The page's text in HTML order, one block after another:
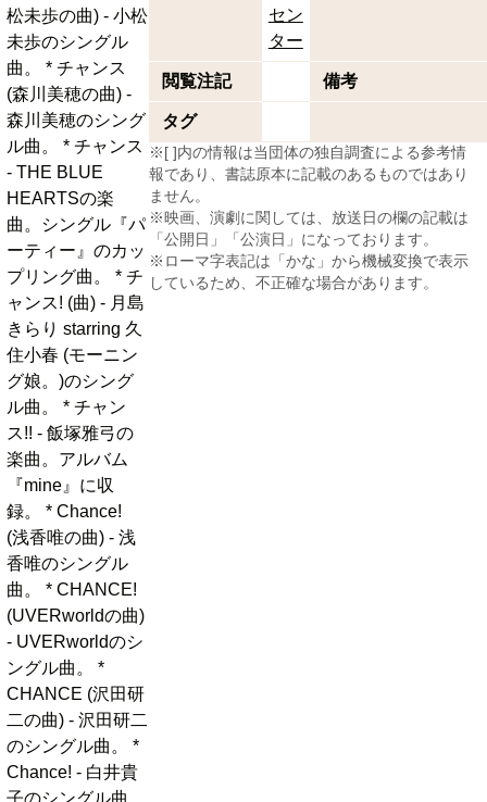
松未歩の曲) - 小松
未歩のシングル
曲。 * チャンス
(森川美穂の曲) -
森川美穂のシング
ル曲。 * チャンス
- THE BLUE
HEARTSの楽
曲。シングル『パ
ーティー』のカッ
プリング曲。 * チ
ャンス! (曲) - 月島
きらり starring 久
住小春 (モーニン
グ娘。)のシング
ル曲。 * チャン
ス!! - 飯塚雅弓の
楽曲。アルバム
『mine』に収
録。 * Chance!
(浅香唯の曲) - 浅
香唯のシングル
曲。 * CHANCE!
(UVERworldの曲)
- UVERworldのシ
ングル曲。 *
CHANCE (沢田研
二の曲) - 沢田研二
のシングル曲。 *
Chance! - 白井貴
子のシングル曲。
セン
ター
閲覧注記 備考
タグ
※[ ]内の情報は当団体の独自調査による参考情
報であり、書誌原本に記載のあるものではあり
ません。
※映画、演劇に関しては、放送日の欄の記載は
「公開日」「公演日」になっております。
※ローマ字表記は「かな」から機械変換で表示
しているため、不正確な場合があります。